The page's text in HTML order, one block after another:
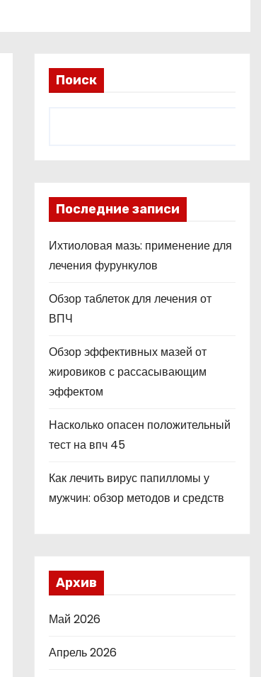
Поиск
Последние записи
Ихтиоловая мазь: применение для
лечения фурункулов
Обзор таблеток для лечения от
ВПЧ
Обзор эффективных мазей от
жировиков с рассасывающим
эффектом
Насколько опасен положительный
тест на впч 45
Как лечить вирус папилломы у
мужчин: обзор методов и средств
Архив
Май 2026
Апрель 2026